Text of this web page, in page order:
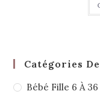
Catégories
Bébé Fille 6 À